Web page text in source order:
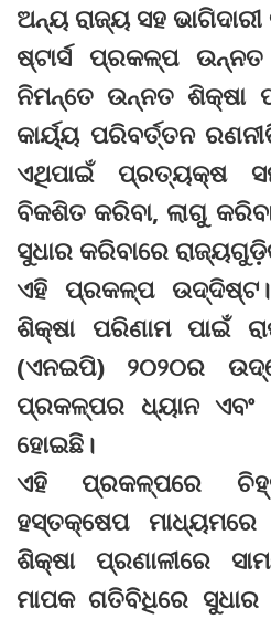
ଅନ୍ୟ ରାଜ୍ୟ ସହ
ଷ୍ଟାର୍ସ ପ୍ରକଳ୍ପ
ନିମନ୍ତେ ଉନ୍ନତ ଶିକ୍ଷା
କାର୍ୟ୍ୟ ପରିବର୍ତ୍ତନ
ଏଥିପାଇଁ ପ୍ରତ୍ୟକ୍ଷ
ବିକଶିତ କରିବା, ଲାଗୁ
ସୁଧାର କରିବାରେ
ଏହି ପ୍ରକଳ୍ପ
ଶିକ୍ଷା ପରିଣାମ ପାଇଁ
(ଏନଇପି) ୨୦୨୦ର
ପ୍ରକଳ୍ପର ଧ୍ୟାନ ଏବଂ
ହୋଇଛି।
ଏହି ପ୍ରକଳ୍ପରେ
ହସ୍ତକ୍ଷେପ ମାଧ୍ୟମରେ
ଶିକ୍ଷା ପ୍ରଣାଳୀରେ
ମାପକ ଗତିବିଧିରେ